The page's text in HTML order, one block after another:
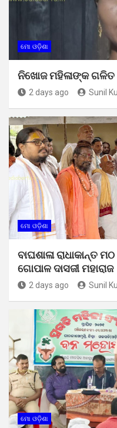
ମୋ ଓଡ଼ିଶା
ନିଖୋଜ ମହିଳାଙ୍କ ଗଳିତ
2 days ago Sunil
ମୋ ଓଡ଼ିଶା
ବାଘଶାଳା ରାଧାକାନ୍ତ
ଗୋପାଳ ଦାସଜୀ ମହାରାଜ
2 days ago Sunil
ମୋ ଓଡ଼ିଶା